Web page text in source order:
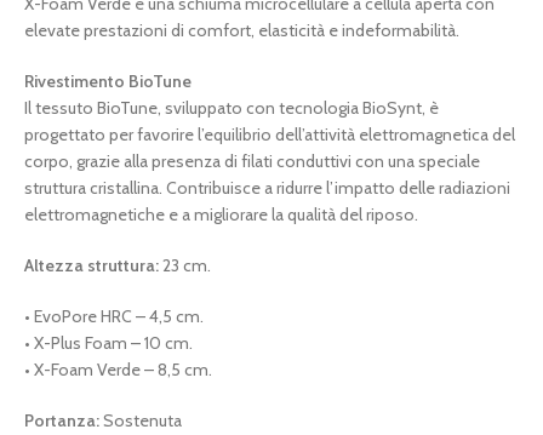
elevate prestazioni di comfort, elasticità e indeformabilità.
Rivestimento BioTune
Il tessuto BioTune, sviluppato con tecnologia BioSynt, è
progettato per favorire l’equilibrio dell’attività elettromagnetica del
corpo, grazie alla presenza di filati conduttivi con una speciale
struttura cristallina. Contribuisce a ridurre l’impatto delle radiazioni
elettromagnetiche e a migliorare la qualità del riposo.
Altezza struttura:23 cm.
• EvoPore HRC – 4,5 cm.
• X-Plus Foam – 10 cm.
• X-Foam Verde – 8,5 cm.
Portanza:Sostenuta